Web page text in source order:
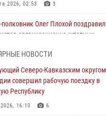
2026, 02:53 3
полковник Олег Плохой поздравил
организационно-штатных
праздником
2026, 21:01
Новгороде состоялось
совещание-семинар по
НОВОСТИ
Северо-Кавказским округом
совершил рабочую поездку в
Республику
16:10 6